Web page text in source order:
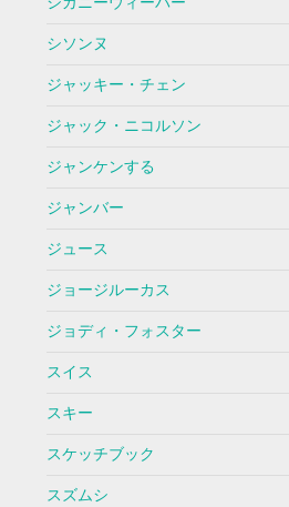
シソンヌ
ジャッキー・チェン
ジャック・ニコルソン
ジャンケンする
ジャンバー
ジュース
ジョージルーカス
ジョディ・フォスター
スイス
スキー
スケッチブック
スズムシ